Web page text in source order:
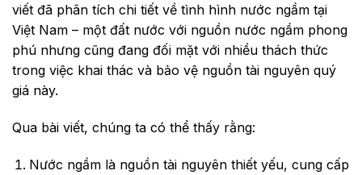
viết đã phân tích chi tiết về tình hình nước ngầm tại
Việt Nam – một đất nước với nguồn nước ngầm phong
phú nhưng cũng đang đối mặt với nhiều thách thức
trong việc khai thác và bảo vệ nguồn tài nguyên quý
giá này.
Qua bài viết, chúng ta có thể thấy rằng:
Nước ngầm là nguồn tài nguyên thiết yếu, cung cấp